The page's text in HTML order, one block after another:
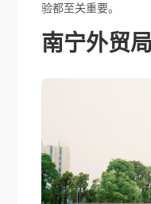
验都至关重要。
南宁外贸